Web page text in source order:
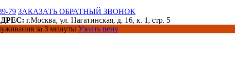
79 ЗАКАЗАТЬ ОБРАТНЫЙ ЗВОНОК
г.Москва, ул. Нагатинская, д. 16, к. 1, стр. 5
за 3 минуты Узнать цену